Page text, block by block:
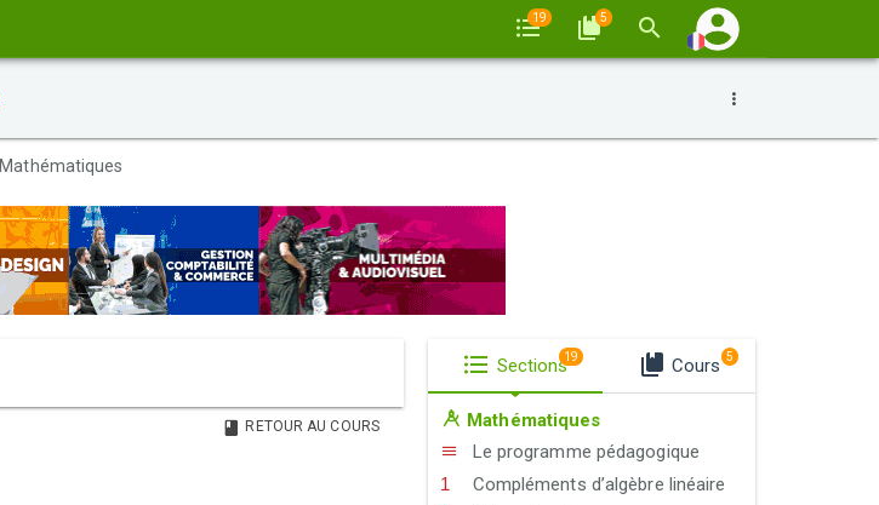
19 5
Mathématiques
RETOUR AU COURS
Sections19 Cours 5
Mathématiques
Le programme pédagogique
Compléments d’algèbre linéaire